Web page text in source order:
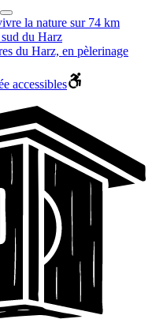
la nature sur 74 km
du Harz
du Harz, en pèlerinage
accessibles